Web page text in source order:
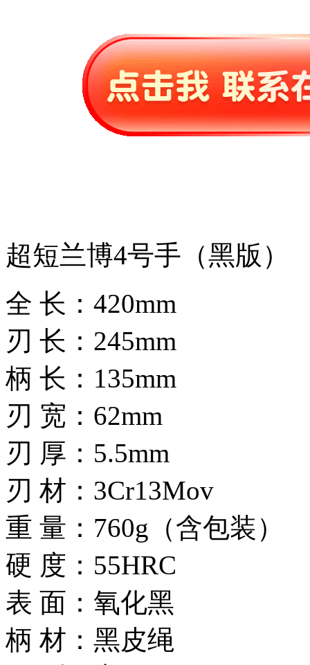
超短兰博4号手（黑版）
全 长：420mm
刃 长：245mm
柄 长：135mm
刃 宽：62mm
刃 厚：5.5mm
刃 材：3Cr13Mov
重 量：760g（含包装）
硬 度：55HRC
表 面：氧化黑
柄 材：黑皮绳